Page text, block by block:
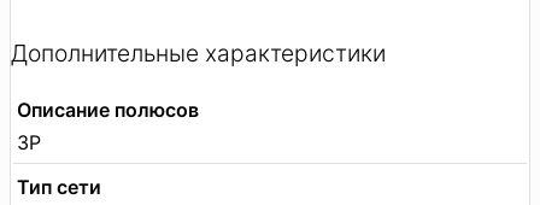
Дополнительные характеристики
Описание полюсов
3P
Тип сети